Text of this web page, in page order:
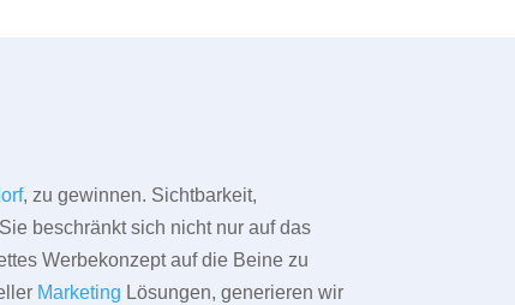
, zu gewinnen. Sichtbarkeit,
beschränkt sich nicht nur auf das
Werbekonzept auf die Beine zu
Marketing Lösungen, generieren wir